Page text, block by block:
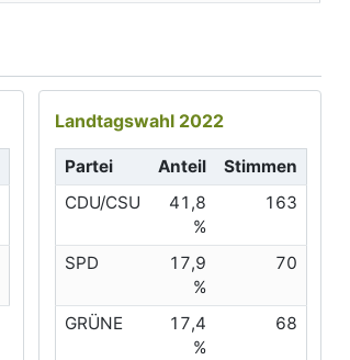
Landtagswahl 2022
Partei Anteil
Stimmen
CDU/CSU
41,8
%
163
SPD
17,9
%
70
GRÜNE
17,4
%
68